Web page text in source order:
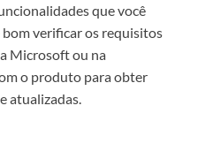
que você
verificar os requisitos
Microsoft ou na
o produto para obter
atualizadas.